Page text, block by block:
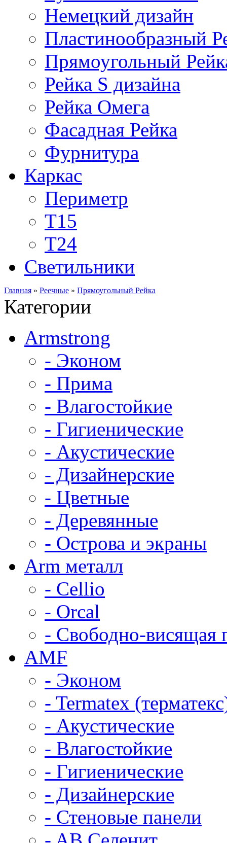
Немецкий дизайн
Пластинообразный
Прямоугольный
Рейка S дизайна
Рейка Омега
Фасадная Рейка
Фурнитура
Каркас
Периметр
Т15
Т24
Светильники
Главная » Реечные » Прямоугольный Рейка
Категории
Armstrong
- Эконом
- Прима
- Влагостойкие
- Гигиенические
- Акустические
- Дизайнерские
- Цветные
- Деревянные
- Острова и экраны
Arm металл
- Cellio
- Orcal
- Свободно-висящая
AMF
- Эконом
- Termatex
- Акустические
- Влагостойкие
- Гигиенические
- Дизайнерские
- Стеновые панели